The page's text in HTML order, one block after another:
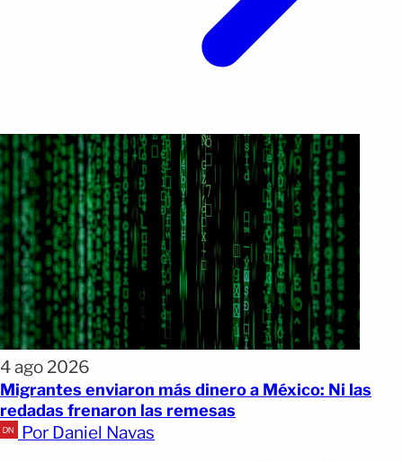
4 ago 2026
Migrantes enviaron más dinero a México: Ni las
redadas frenaron las remesas
Por Daniel Navas